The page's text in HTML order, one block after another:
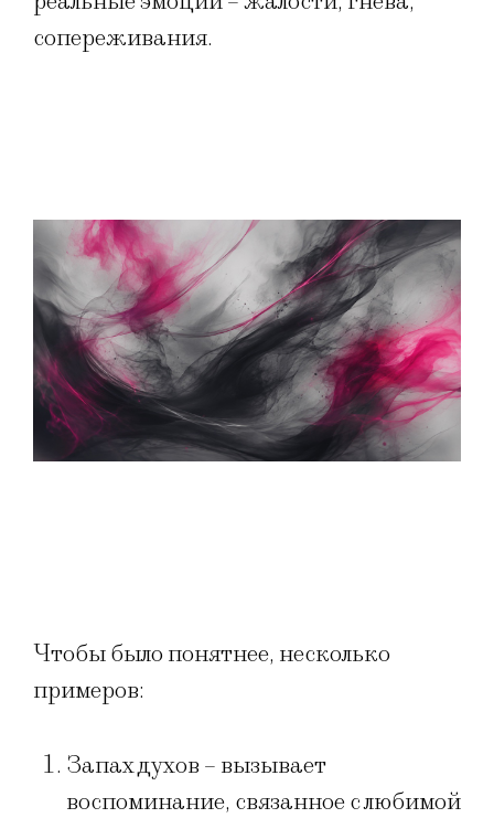
сопереживания.
Чтобы было понятнее, несколько
примеров:
Запах духов – вызывает
воспоминание, связанное с любимой